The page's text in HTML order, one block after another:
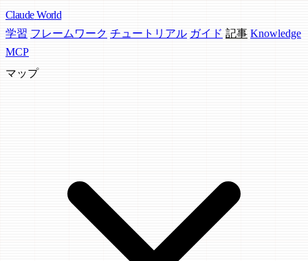
Claude World
学習 フレームワーク チュートリアル ガイド 記事 Knowledge
MCP
マップ